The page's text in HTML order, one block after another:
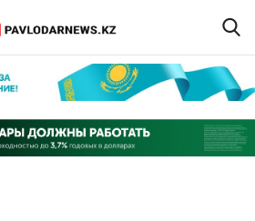
Регистрация